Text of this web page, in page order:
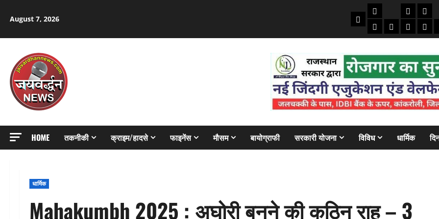
August 7, 2026 Home
तकनीकी
ऑटो
मोबाइल
क्राइम/
अजबबैंक
HOME तकनीकी क्राइम/हादसे फाइनेंस मौसम बायोग्राफी सरकारी योजना विविध धार्मिक
धार्मिक
Mahakumbh 2025 : अघोरी बनने की कठिन राह – 3